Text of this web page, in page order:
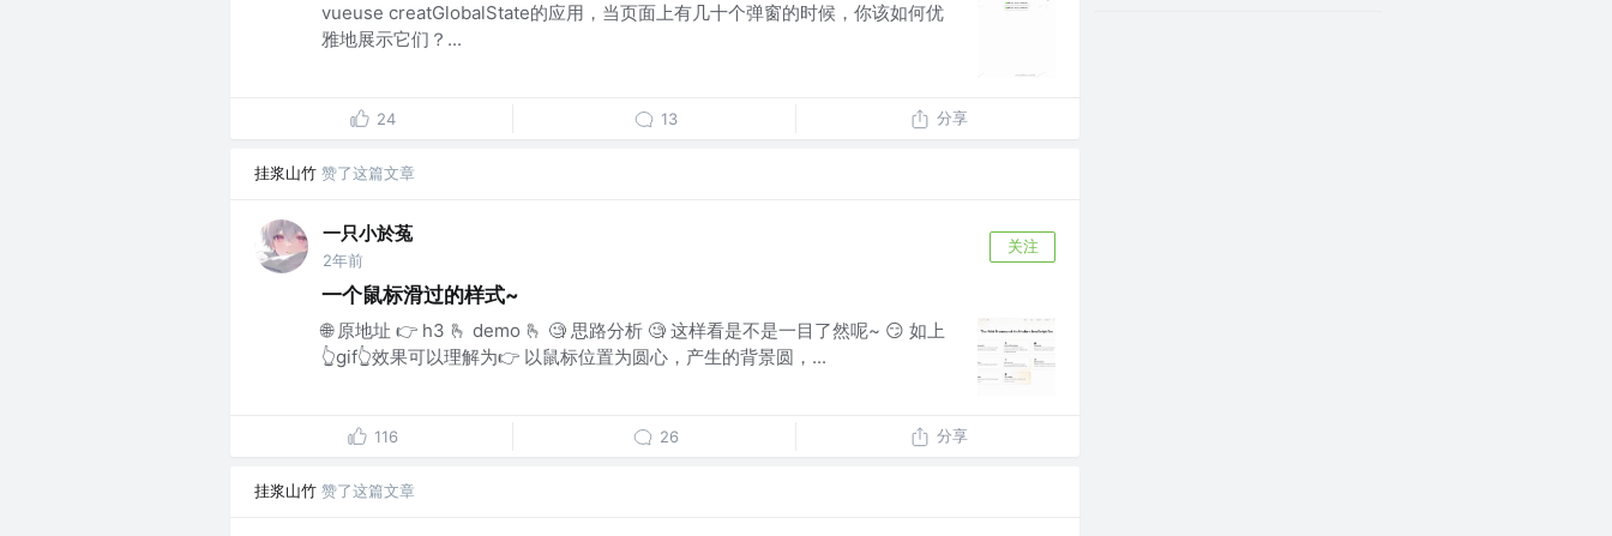
vueuse creatGlobalState的应用，当页面上有几十个弹窗的时候，你该如何优
雅地展示它们？...
24 13 分享
挂浆山竹 赞了这篇文章
一只小於菟
2年前
关注
一个鼠标滑过的样式~
🌐 原地址 👉 h3 🫰 demo 🫰 🧐 思路分析 🧐 这样看是不是一目了然呢~ 😏 如上
👆gif👆效果可以理解为👉 以鼠标位置为圆心，产生的背景圆，...
116 26 分享
挂浆山竹 赞了这篇文章